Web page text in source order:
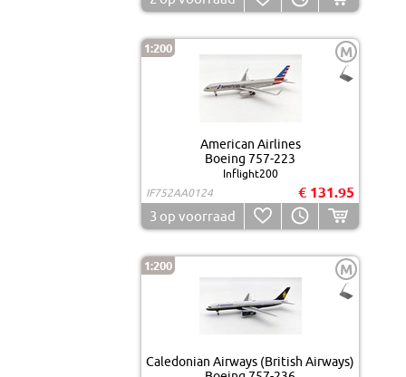
1:200 M
American Airlines
Boeing 757-223
Inflight200
IF752AA0124
€ 131.95
3 op voorraad
1:200 M
Caledonian Airways (British Airways)